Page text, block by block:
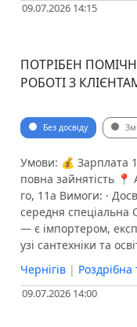
09.07.2026 14:15
ПОТРІБЕН
РОБОТІ З
Без досвіду
Умови: 💰 Зарплата
повна зайнятість
го, 11а Вимоги: ·
середня спеціальна
— є імпортером,
узі сантехніки та
Чернігів | Роздрібна
09.07.2026 14:00